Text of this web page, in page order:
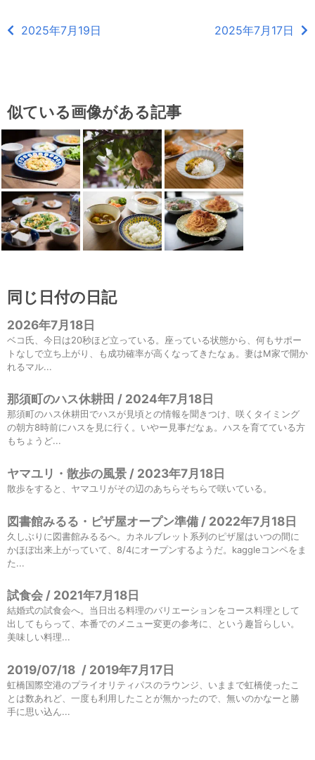
2025年7月19日 2025年7月17日
似ている画像がある記事
同じ日付の日記
2026年7月18日
ベコ氏、今日は20秒ほど立っている。座っている状態から、何もサポー
トなしで立ち上がり、も成功確率が高くなってきたなぁ。妻はM家で開か
れるマル...
那須町のハス休耕田 / 2024年7月18日
那須町のハス休耕田でハスが見頃との情報を聞きつけ、咲くタイミング
の朝方8時前にハスを見に行く。いやー見事だなぁ。ハスを育てている方
もちょうど...
ヤマユリ・散歩の風景 / 2023年7月18日
散歩をすると、ヤマユリがその辺のあちらそちらで咲いている。
図書館みるる・ピザ屋オープン準備 / 2022年7月18日
久しぶりに図書館みるるへ。カネルブレット系列のピザ屋はいつの間に
かほぼ出来上がっていて、8/4にオープンするようだ。kaggleコンペをま
た...
試食会 / 2021年7月18日
結婚式の試食会へ。当日出る料理のバリエーションをコース料理として
出してもらって、本番でのメニュー変更の参考に、という趣旨らしい。
美味しい料理...
2019/07/18 / 2019年7月17日
虹橋国際空港のプライオリティパスのラウンジ、いままで虹橋使ったこ
とは数あれど、一度も利用したことが無かったので、無いのかなーと勝
手に思い込ん...